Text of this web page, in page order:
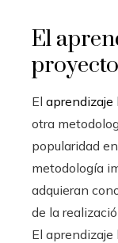
El
El aprendizaje
otra
popularidad
metodología
adquieran
de la
El